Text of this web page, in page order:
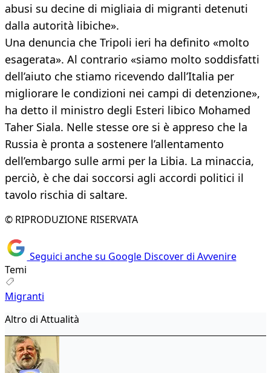
abusi su decine di migliaia di migranti detenuti
dalla autorità libiche».
Una denuncia che Tripoli ieri ha definito «molto
esagerata». Al contrario «siamo molto soddisfatti
dell’aiuto che stiamo ricevendo dall’Italia per
migliorare le condizioni nei campi di detenzione»,
ha detto il ministro degli Esteri libico Mohamed
Taher Siala. Nelle stesse ore si è appreso che la
Russia è pronta a sostenere l’allentamento
dell’embargo sulle armi per la Libia. La minaccia,
perciò, è che dai soccorsi agli accordi politici il
tavolo rischia di saltare.
© RIPRODUZIONE RISERVATA
Seguici anche su Google Discover di Avvenire
Temi
Migranti
Altro di Attualità